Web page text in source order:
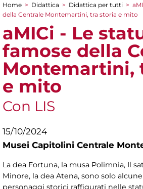
Tu sei qui
Home > Didattica > Didattica per tutti >
della Centrale Montemartini, tra storia e mito
aMICi - Le
famose della
Montemartini,
e mito
Con LIS
15/10/2024
Musei Capitolini Centrale
La dea Fortuna, la musa Polimnia, Il
Minore, la dea Atena, sono solo
personaggi storici raffigurati nelle